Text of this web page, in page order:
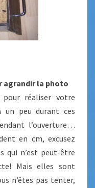
agrandir la photo
réaliser votre
un peu durant ces
l’ouverture…
en cm, excusez
qui n’est peut-être
Mais elles sont
n’êtes pas tenter,